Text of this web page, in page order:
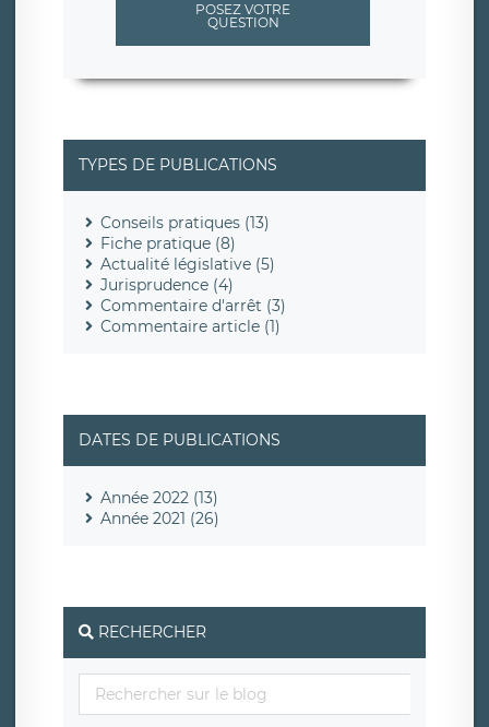
POSEZ VOTRE
QUESTION
TYPES DE PUBLICATIONS
Conseils pratiques (13)
Fiche pratique (8)
Actualité législative (5)
Jurisprudence (4)
Commentaire d'arrêt (3)
Commentaire article (1)
DATES DE PUBLICATIONS
Année 2022 (13)
Année 2021 (26)
RECHERCHER